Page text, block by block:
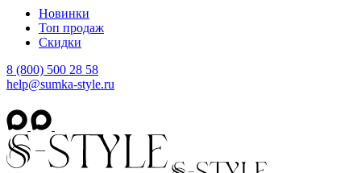
Новинки
Топ продаж
Скидки
8 (800) 500 28 58
help@sumka-style.ru